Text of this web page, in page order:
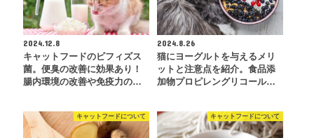
2024.12.8
キャットフードのビフィズス
菌。便臭の改善に効果あり！
腸内環境の改善や免疫力の…
2024.8.26
猫にヨーグルトを与えるメリ
ットと注意点を紹介。食品添
加物プロピレングリコール…
キャットフードについて キャットフードについて